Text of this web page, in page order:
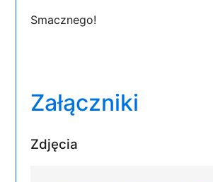
Smacznego!
Załączniki
Zdjęcia